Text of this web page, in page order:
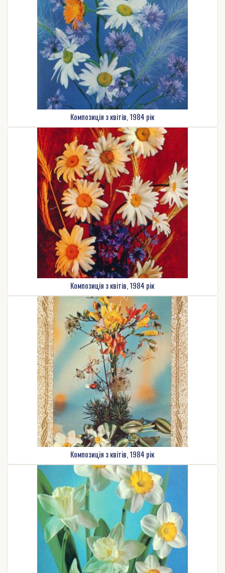
Композиція з квітів, 1984 рік
Композиція з квітів, 1984 рік
Композиція з квітів, 1984 рік